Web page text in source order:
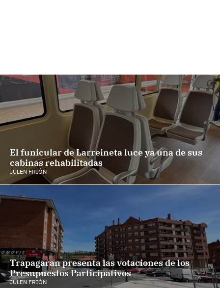
El funicular de Larreineta luce ya una de sus
cabinas rehabilitadas
JULEN FRIÓN
Trapagaran presenta las votaciones de los
Presupuestos Participativos
JULEN FRIÓN